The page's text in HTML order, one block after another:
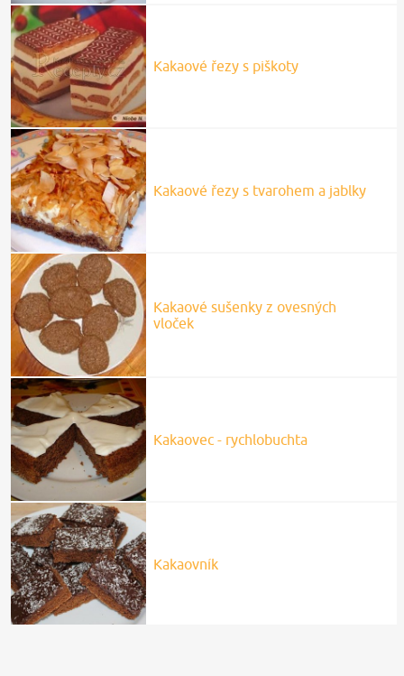
Kakaové řezy s piškoty
Kakaové řezy s tvarohem a jablky
Kakaové sušenky z ovesných
vloček
Kakaovec - rychlobuchta
Kakaovník